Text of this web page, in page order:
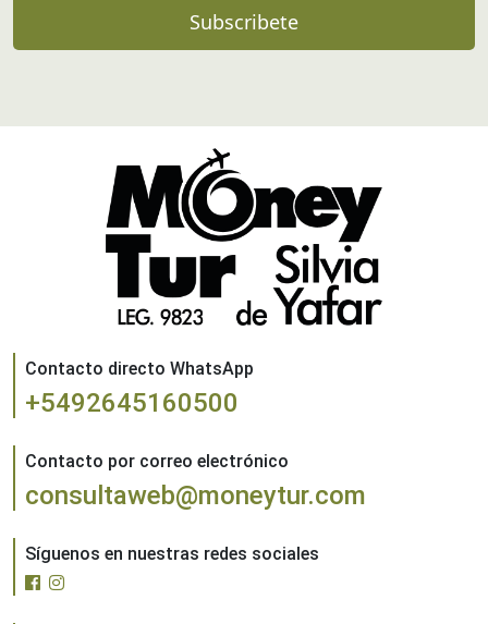
Subscribete
Contacto directo WhatsApp
+5492645160500
Contacto por correo electrónico
consultaweb@moneytur.com
Síguenos en nuestras redes sociales